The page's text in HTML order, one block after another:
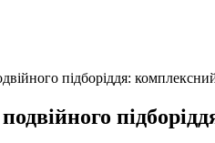
підборіддя: